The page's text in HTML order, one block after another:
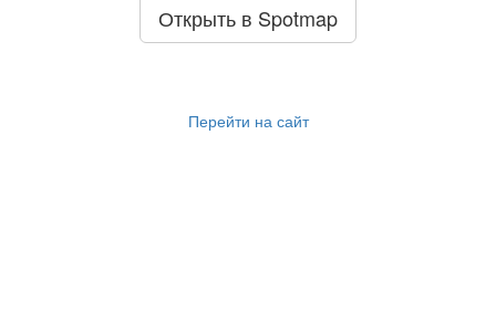
Открыть в Spotmap
Перейти на сайт